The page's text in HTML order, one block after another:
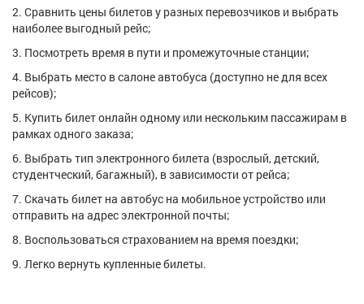
2. Сравнить цены билетов у разных перевозчиков и выбрать
наиболее выгодный рейс;
3. Посмотреть время в пути и промежуточные станции;
4. Выбрать место в салоне автобуса (доступно не для всех
рейсов);
5. Купить билет онлайн одному или нескольким пассажирам в
рамках одного заказа;
6. Выбрать тип электронного билета (взрослый, детский,
студентческий, багажный), в зависимости от рейса;
7. Скачать билет на автобус на мобильное устройство или
отправить на адрес электронной почты;
8. Воспользоваться страхованием на время поездки;
9. Легко вернуть купленные билеты.